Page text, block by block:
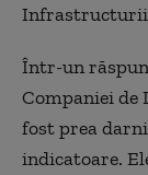
Infrastructurii
Într-un
Companiei
fost prea
indicatoare.